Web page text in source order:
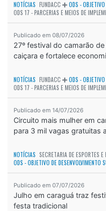
NOTÍCIAS FUNDACC
ODS - OBJETIVO
ODS 17 - PARCERIAS E MEIOS DE
Publicado em 08/07/2026
27º festival do camarão
caiçara e fortalece
NOTÍCIAS FUNDACC
ODS - OBJETIVO
ODS 17 - PARCERIAS E MEIOS DE
Publicado em 14/07/2026
Circuito mais mulher em
para 3 mil vagas gratuitas
NOTÍCIAS SECRETARIA DE ESPORTES E
ODS - OBJETIVO DE DESENVOLVIMENTO
Publicado em 07/07/2026
Julho em caraguá traz
festa tradicional